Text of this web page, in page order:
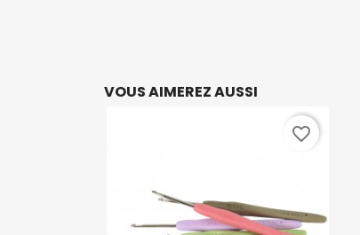
VOUS AIMEREZ AUSSI
favorite_border